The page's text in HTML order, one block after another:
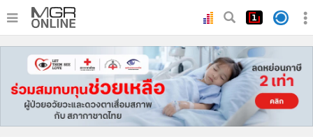
หน้าหลัก
ทันเหตุการณ์
• ภาคใต้